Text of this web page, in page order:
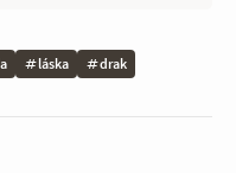
láska drak